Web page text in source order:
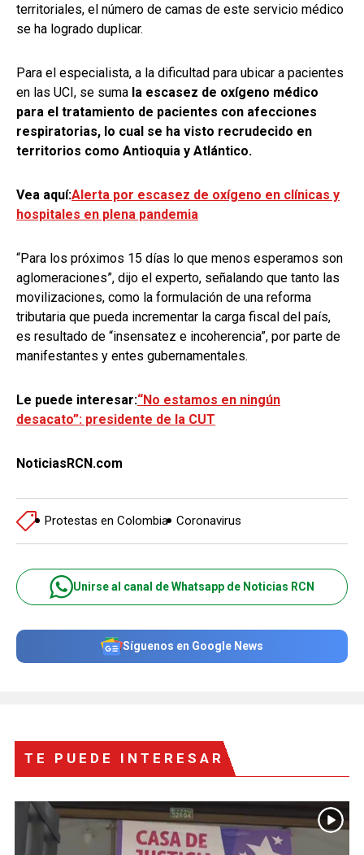
territoriales, el número de camas de este servicio médico
se ha logrado duplicar.
Para el especialista, a la dificultad para ubicar a pacientes
en las UCI, se suma la escasez de oxígeno médico
para el tratamiento de pacientes con afecciones
respiratorias, lo cual se ha visto recrudecido en
territorios como Antioquia y Atlántico.
Vea aquí:Alerta por escasez de oxígeno en clínicas y
hospitales en plena pandemia
“Para los próximos 15 días lo que menos esperamos son
aglomeraciones”, dijo el experto, señalando que tanto las
movilizaciones, como la formulación de una reforma
tributaria que pueda incrementar la carga fiscal del país,
es resultado de “insensatez e incoherencia”, por parte de
manifestantes y entes gubernamentales.
Le puede interesar:“No estamos en ningún
desacato”: presidente de la CUT
NoticiasRCN.com
Protestas en Colombia Coronavirus
Unirse al canal de Whatsapp de Noticias RCN
Síguenos en Google News
TE PUEDE INTERESAR